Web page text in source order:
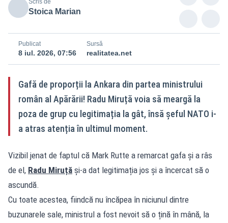
Stoica Marian
Publicat
8 iul. 2026, 07:56
Sursă
realitatea.net
Gafă de proporții la Ankara din partea ministrului
român al Apărării! Radu Miruță voia să meargă la
poza de grup cu legitimația la gât, însă șeful NATO i-
a atras atenția în ultimul moment.
Vizibil jenat de faptul că Mark Rutte a remarcat gafa și a râs
de el, Radu Miruță și-a dat legitimația jos și a încercat să o
ascundă.
Cu toate acestea, fiindcă nu încăpea în niciunul dintre
buzunarele sale, ministrul a fost nevoit să o țină în mână, la